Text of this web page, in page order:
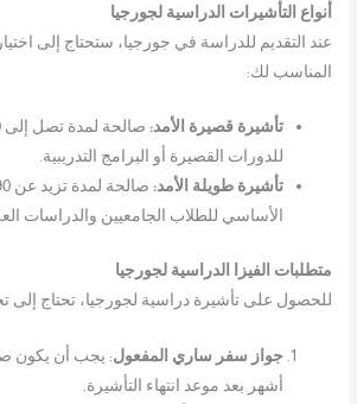
أنواع التأشيرات الدراسية لجورجيا
عند التقديم للدراسة في جورجيا، ستحتاج إلى
المناسب لك:
تأشيرة قصيرة الأمد:
للدورات القصيرة أو البرامج التدريبية.
تأشيرة طويلة الأمد:
الأساسي للطلاب الجامعيين والدراسات
متطلبات الفيزا الدراسية لجورجيا
للحصول على تأشيرة دراسية لجورجيا، تحتاج إلى
جواز سفر ساري المفعول
أشهر بعد موعد انتهاء التأشيرة.